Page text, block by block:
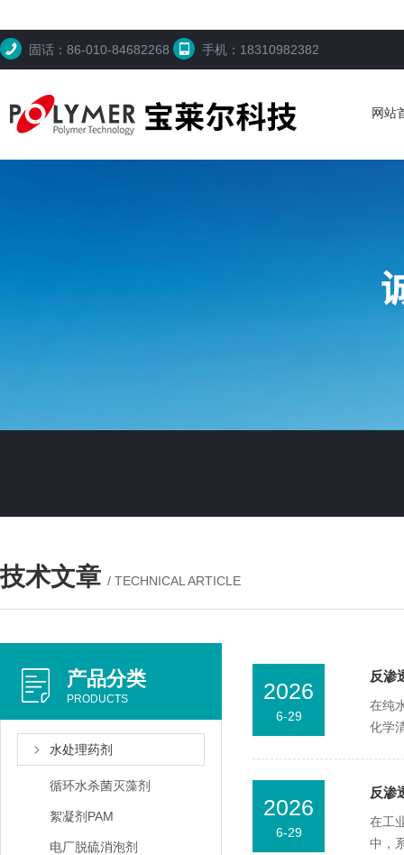
固话：86-010-84682268 手机：18310982382
网站
技术文章 / TECHNICAL ARTICLE
产品分类
PRODUCTS
水处理药剂
循环水杀菌灭藻剂
絮凝剂PAM
电厂脱硫消泡剂
2026
6-29
反渗
在纯
化学
2026
6-29
反渗
在工
中，